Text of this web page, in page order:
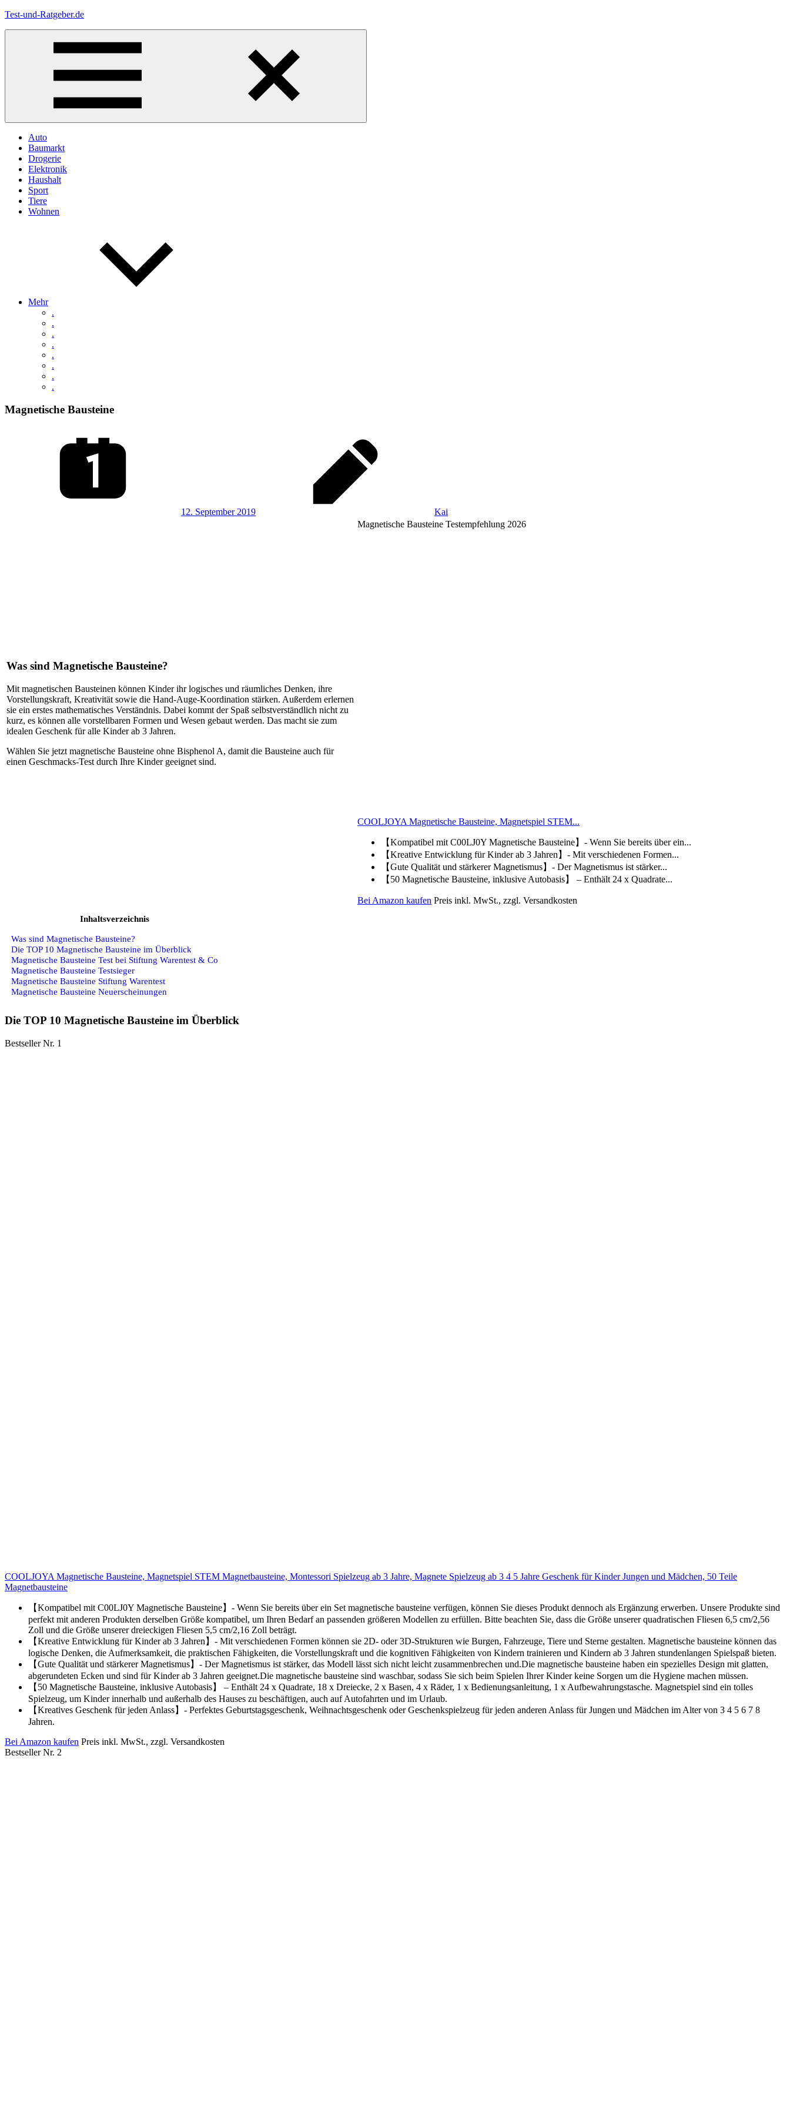
Zum
Test-und-Ratgeber.de
Menü
Auto
Baumarkt
Drogerie
Elektronik
Haushalt
Sport
Tiere
Wohnen
Mehr
.
.
.
.
.
.
.
.
Magnetische Bausteine
12. September 2019 Kai
Was sind Magnetische Bausteine?
Mit magnetischen Bausteinen können Kinder ihr logisches und räumliches Denken, ihre
Vorstellungskraft, Kreativität sowie die Hand-Auge-Koordination stärken. Außerdem erlernen
sie ein erstes mathematisches Verständnis. Dabei kommt der Spaß selbstverständlich nicht zu
kurz, es können alle vorstellbaren Formen und Wesen gebaut werden. Das macht sie zum
idealen Geschenk für alle Kinder ab 3 Jahren.
Wählen Sie jetzt magnetische Bausteine ohne Bisphenol A, damit die Bausteine auch für
einen Geschmacks-Test durch Ihre Kinder geeignet sind.
Magnetische Bausteine Testempfehlung 2026
COOLJOYA Magnetische Bausteine, Magnetspiel STEM...
【Kompatibel mit C00LJ0Y Magnetische Bausteine】- Wenn Sie bereits über ein...
【Kreative Entwicklung für Kinder ab 3 Jahren】- Mit verschiedenen Formen...
【Gute Qualität und stärkerer Magnetismus】- Der Magnetismus ist stärker...
【50 Magnetische Bausteine, inklusive Autobasis】 – Enthält 24 x Quadrate...
Bei Amazon kaufen Preis inkl. MwSt., zzgl. Versandkosten
Inhaltsverzeichnis
Was sind Magnetische Bausteine?
Die TOP 10 Magnetische Bausteine im Überblick
Magnetische Bausteine Test bei Stiftung Warentest & Co
Magnetische Bausteine Testsieger
Magnetische Bausteine Stiftung Warentest
Magnetische Bausteine Neuerscheinungen
Die TOP 10 Magnetische Bausteine im Überblick
Bestseller Nr. 1
COOLJOYA Magnetische Bausteine, Magnetspiel STEM Magnetbausteine, Montessori Spielzeug ab 3 Jahre, Magnete Spielzeug ab 3 4 5 Jahre Geschenk für Kinder Jungen und Mädchen, 50 Teile
Magnetbausteine
【Kompatibel mit C00LJ0Y Magnetische Bausteine】- Wenn Sie bereits über ein Set magnetische bausteine verfügen, können Sie dieses Produkt dennoch als Ergänzung erwerben. Unsere Produkte sind
perfekt mit anderen Produkten derselben Größe kompatibel, um Ihren Bedarf an passenden größeren Modellen zu erfüllen. Bitte beachten Sie, dass die Größe unserer quadratischen Fliesen 6,5 cm/2,56
Zoll und die Größe unserer dreieckigen Fliesen 5,5 cm/2,16 Zoll beträgt.
【Kreative Entwicklung für Kinder ab 3 Jahren】- Mit verschiedenen Formen können sie 2D- oder 3D-Strukturen wie Burgen, Fahrzeuge, Tiere und Sterne gestalten. Magnetische bausteine ​​können das
logische Denken, die Aufmerksamkeit, die praktischen Fähigkeiten, die Vorstellungskraft und die kognitiven Fähigkeiten von Kindern trainieren und Kindern ab 3 Jahren stundenlangen Spielspaß bieten.
【Gute Qualität und stärkerer Magnetismus】- Der Magnetismus ist stärker, das Modell lässt sich nicht leicht zusammenbrechen und.Die magnetische bausteine ​​haben ein spezielles Design mit glatten,
abgerundeten Ecken und sind für Kinder ab 3 Jahren geeignet.Die magnetische bausteine ​​sind waschbar, sodass Sie sich beim Spielen Ihrer Kinder keine Sorgen um die Hygiene machen müssen.
【50 Magnetische Bausteine, inklusive Autobasis】 – Enthält 24 x Quadrate, 18 x Dreiecke, 2 x Basen, 4 x Räder, 1 x Bedienungsanleitung, 1 x Aufbewahrungstasche. Magnetspiel sind ein tolles
Spielzeug, um Kinder innerhalb und außerhalb des Hauses zu beschäftigen, auch auf Autofahrten und im Urlaub.
【Kreatives Geschenk für jeden Anlass】- Perfektes Geburtstagsgeschenk, Weihnachtsgeschenk oder Geschenkspielzeug für jeden anderen Anlass für Jungen und Mädchen im Alter von 3 4 5 6 7 8
Jahren.
Bei Amazon kaufen Preis inkl. MwSt., zzgl. Versandkosten
Bestseller Nr. 2